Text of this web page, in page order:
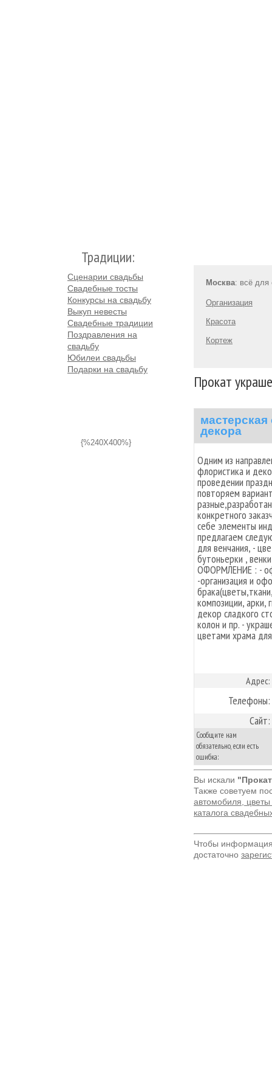
Традиции:
Сценарии свадьбы
Свадебные тосты
Конкурсы на свадьбу
Выкуп невесты
Свадебные традиции
Поздравления на
свадьбу
Юбилеи свадьбы
Подарки на свадьбу
{%240X400%}
Москва: всё для
Организация
Красота
Кортеж
Прокат
декора
Одним из
флористика и
проведении
повторяем
конкретного
себе элементы
предлагаем
для венчания, -
бутоньерки ,
ОФОРМЛЕНИЕ : -
-организация и
композиции, арки,
декор сладкого
колон и пр. -
цветами храма
Адрес:
Телефоны:
Сайт:
Сообщите нам
обязательно, если есть
ошибка:
Вы искали
Также советуем
автомобиля,
каталога
Чтобы
достаточно